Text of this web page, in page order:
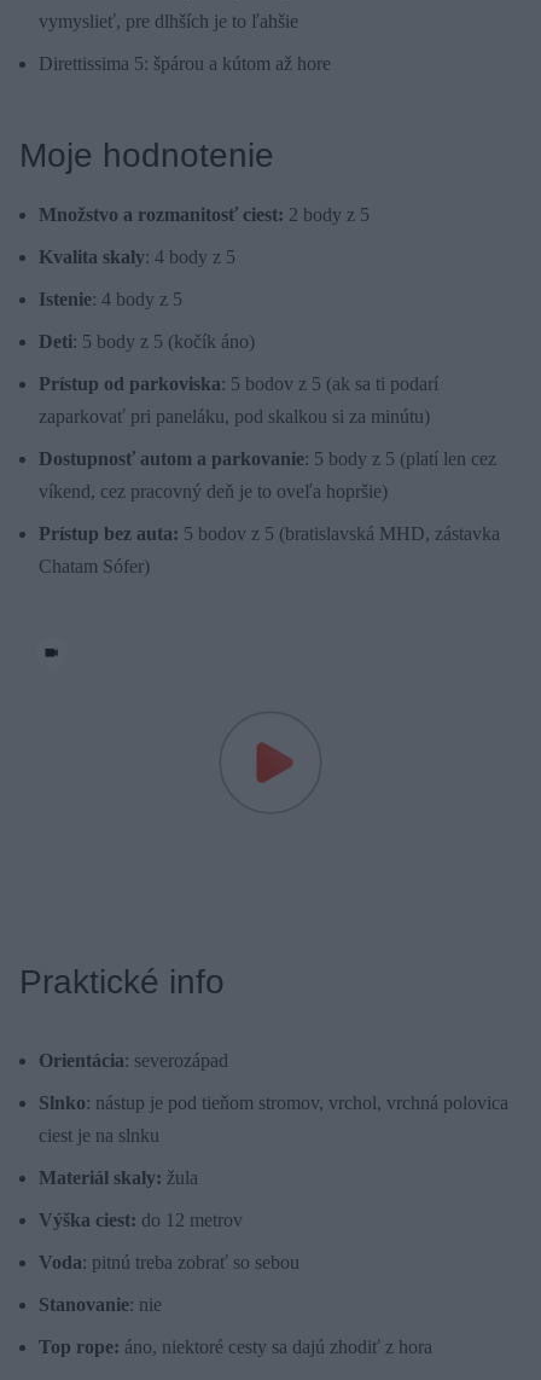
vymyslieť, pre dlhších je to ľahšie
Direttissima 5: špárou a kútom až hore
Moje hodnotenie
Množstvo a rozmanitosť ciest: 2 body z 5
Kvalita skaly: 4 body z 5
Istenie: 4 body z 5
Deti: 5 body z 5 (kočík áno)
Prístup od parkoviska: 5 bodov z 5 (ak sa ti podarí
zaparkovať pri paneláku, pod skalkou si za minútu)
Dostupnosť autom a parkovanie: 5 body z 5 (platí len cez
víkend, cez pracovný deň je to oveľa hopršie)
Prístup bez auta: 5 bodov z 5 (bratislavská MHD, zástavka
Chatam Sófer)
Praktické info
Orientácia: severozápad
Slnko: nástup je pod tieňom stromov, vrchol, vrchná polovica
ciest je na slnku
Materiál skaly: žula
Výška ciest: do 12 metrov
Voda: pitnú treba zobrať so sebou
Stanovanie: nie
Top rope: áno, niektoré cesty sa dajú zhodiť z hora